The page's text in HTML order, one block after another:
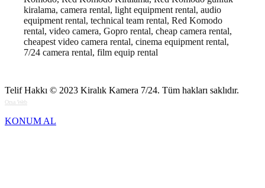
kiralama, camera rental, light equipment rental, audio
equipment rental, technical team rental, Red Komodo
rental, video camera, Gopro rental, cheap camera rental,
cheapest video camera rental, cinema equipment rental,
7/24 camera rental, film equip rental
Telif Hakkı © 2023 Kiralık Kamera 7/24. Tüm hakları saklıdır.
Orsa Web
KONUM AL